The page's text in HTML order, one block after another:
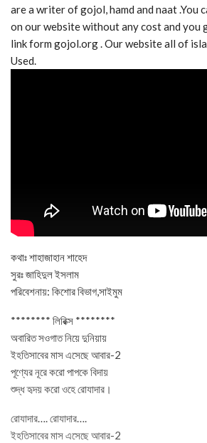
are a writer of gojol, hamd and naat .You
on our website without any cost and you
link form gojol.org . Our website all of
Used.
কথাঃ শাহাজাহান শাহেদ
সুরঃ জাহিদুল ইসলাম
পরিবেশনায়: কিশোর বিভাগ,সাইমুম
******** লিরিক্স ********
অবারিত সওগাত নিয়ে দুনিয়ায়
ইহতিসাবের মাস এসেছে আবার-2
পূণ্যের নূরে করো পাপকে বিদায়
শুদ্ধ হৃদয় করো ওহে রোযাদার।
রোযাদার…. রোযাদার….
ইহতিসাবের মাস এসেছে আবার-2